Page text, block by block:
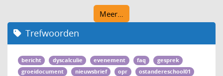
Meer…
Trefwoorden
bericht dyscalculie evenement faq
gesprek
groeidocument
nieuwsbrief opr
ostandereschool01